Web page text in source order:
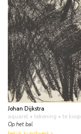
Johan Dijkstra
aquarel • tekening • te koop
Op het bal